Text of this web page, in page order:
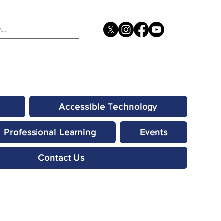
Accessible Technology
Professional Learning Events
Contact Us